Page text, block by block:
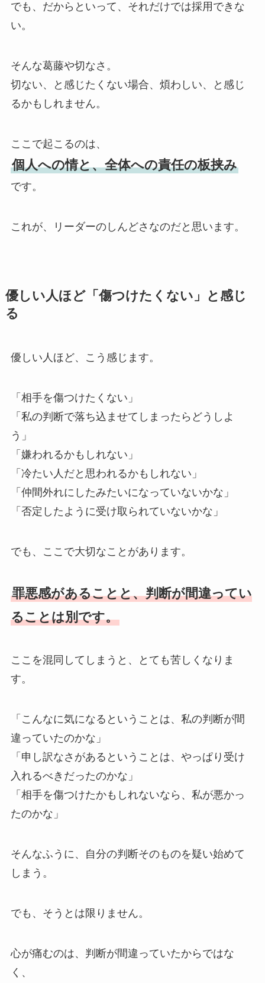
でも、だからといって、それだけでは採用できな
い。
そんな葛藤や切なさ。
切ない、と感じたくない場合、煩わしい、と感じ
るかもしれません。
ここで起こるのは、
個人への情と、全体への責任の板挟み
です。
これが、リーダーのしんどさなのだと思います。
優しい人ほど「傷つけたくない」と感じ
る
優しい人ほど、こう感じます。
「相手を傷つけたくない」
「私の判断で落ち込ませてしまったらどうしよ
う」
「嫌われるかもしれない」
「冷たい人だと思われるかもしれない」
「仲間外れにしたみたいになっていないかな」
「否定したように受け取られていないかな」
でも、ここで大切なことがあります。
罪悪感があることと、判断が間違ってい
ることは別です。
ここを混同してしまうと、とても苦しくなりま
す。
「こんなに気になるということは、私の判断が間
違っていたのかな」
「申し訳なさがあるということは、やっぱり受け
入れるべきだったのかな」
「相手を傷つけたかもしれないなら、私が悪かっ
たのかな」
そんなふうに、自分の判断そのものを疑い始めて
しまう。
でも、そうとは限りません。
心が痛むのは、判断が間違っていたからではな
く、